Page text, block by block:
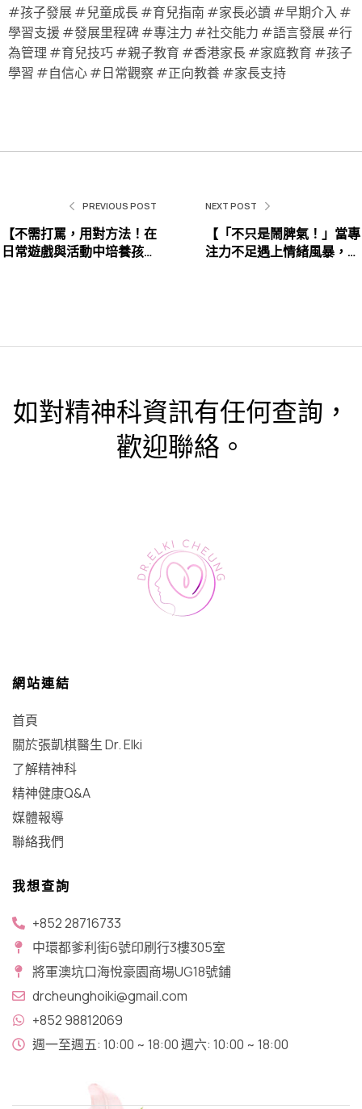
#孩子發展 #兒童成長 #育兒指南 #家長必讀 #早期介入 #
學習支援 #發展里程碑 #專注力 #社交能力 #語言發展 #行
為管理 #育兒技巧 #親子教育 #香港家長 #家庭教育 #孩子
學習 #自信心 #日常觀察 #正向教養 #家長支持
PREVIOUS POST
【不需打罵，用對方法！在
日常遊戲與活動中培養孩子
NEXT POST
【「不只是鬧脾氣！」當專
注力不足遇上情緒風暴，家
如對精神科資訊有任何查詢，
歡迎聯絡。
網站連結
首頁
關於張凱棋醫生 Dr. Elki
了解精神科
精神健康Q&A
媒體報導
聯絡我們
我想查詢
+852 28716733
中環都爹利街6號印刷行3樓305室
將軍澳坑口​海悅豪園商場UG18號鋪
drcheunghoiki@gmail.com
+852 98812069
週一至週五: 10:00 ~ 18:00 週六: 10:00 ~ 18:00